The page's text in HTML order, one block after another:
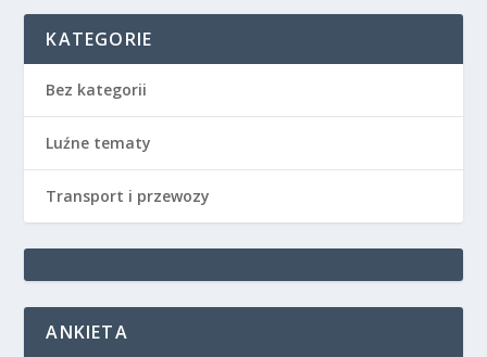
KATEGORIE
Bez kategorii
Luźne tematy
Transport i przewozy
ANKIETA